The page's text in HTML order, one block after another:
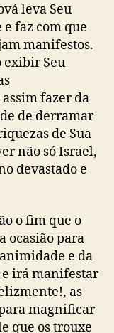
leva Seu
faz com que
manifestos.
exibir Seu
fazer da
de derramar
de Sua
não só Israel,
devastado e
o fim que o
ocasião para
e da
e irá manifestar
as
magnificar
que os trouxe